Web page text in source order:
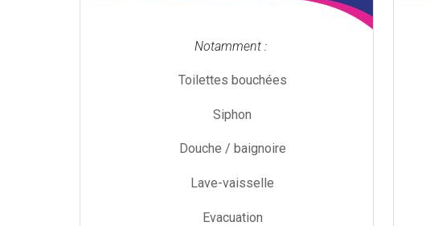
Notamment :
Toilettes bouchées
Siphon
Douche / baignoire
Lave-vaisselle
Evacuation